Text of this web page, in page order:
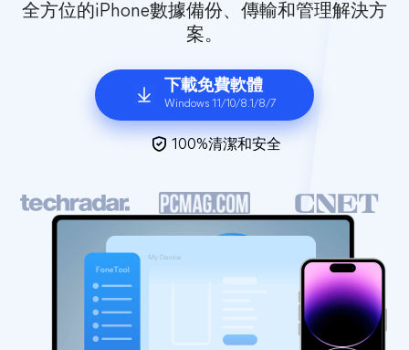
全方位的iPhone數據備份、傳輸和管理解決方
案。
下載免費軟體
Windows 11/10/8.1/8/7
100%清潔和安全